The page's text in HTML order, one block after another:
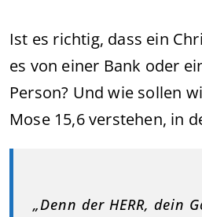
Ist es richtig, dass ein
es von einer Bank oder
Person? Und wie sollen
Mose 15,6 verstehen, in
„Denn der HERR, dein